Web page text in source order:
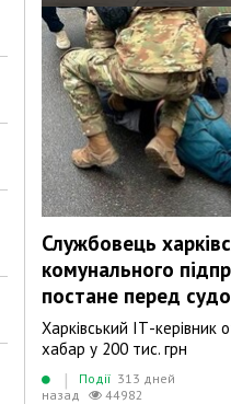
Службовець
комунального
постане перед
Харківський ІТ-керівник
хабар у 200 тис. грн
| Події 313 дней
назад
44982